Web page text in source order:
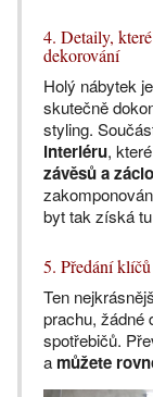
4. Detaily,
dekorování
Holý nábytek
skutečně
styling.
interiéru,
závěsů a
byt tak získá
5. Předání
Ten
prachu, žádné
spotřebičů.
a můžete